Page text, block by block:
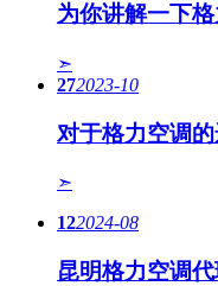
为你讲解一下
➣
272023-10
对于格力空调
➣
122024-08
昆明格力空调